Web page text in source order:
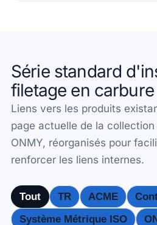
Série standard
filetage en carbure
Liens vers les produits
page actuelle de la
ONMY, réorganisés pour
renforcer les liens internes.
Tout TR ACME
Système Métrique ISO